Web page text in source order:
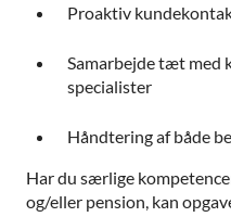
Proaktiv
Samarbejde tæt med
specialister
Håndtering af både
Har du særlige
og/eller pension, kan